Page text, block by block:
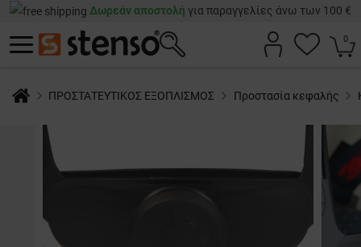
Δωρεάν αποστολή για παραγγελίες άνω των 100 €
0
ΠΡΟΣΤΑΤΕΥΤΙΚΟΣ ΕΞΟΠΛΙΣΜΟΣ Προστασία κεφαλής